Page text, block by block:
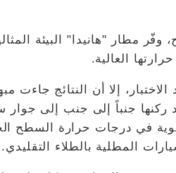
مطار "هانيدا" البيئة
العالية.
إلا أن النتائج
ركنها جنباً إلى جنب إلى
المطلية بالطلاء التقليدي.